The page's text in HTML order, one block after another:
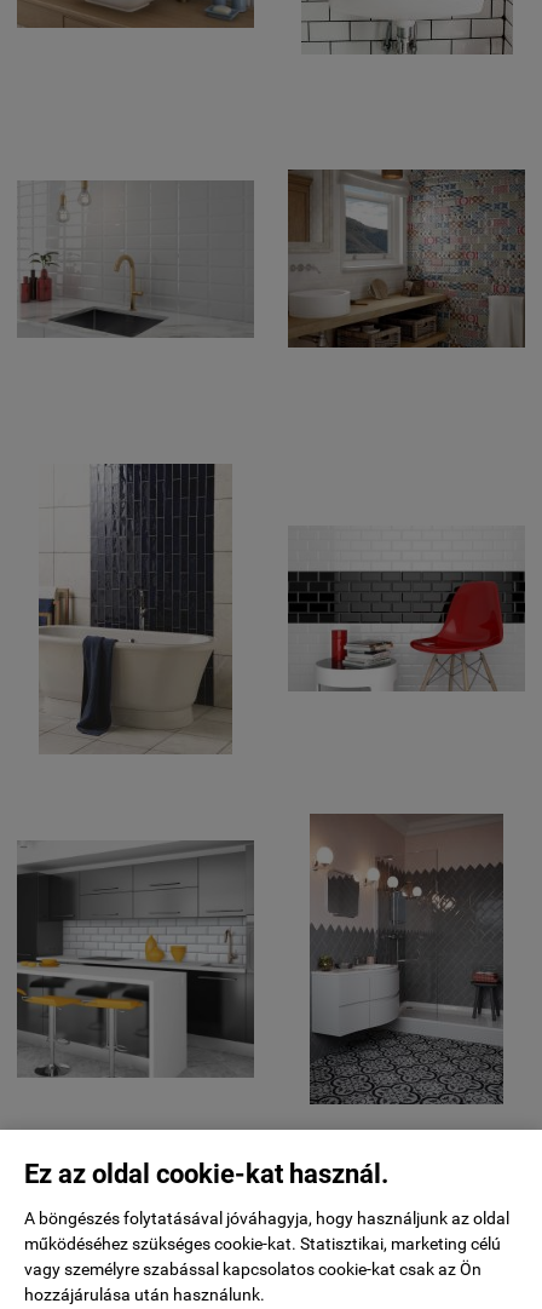
Ez az oldal cookie-kat használ.
A böngészés folytatásával jóváhagyja, hogy használjunk az oldal
működéséhez szükséges cookie-kat. Statisztikai, marketing célú
vagy személyre szabással kapcsolatos cookie-kat csak az Ön
hozzájárulása után használunk.